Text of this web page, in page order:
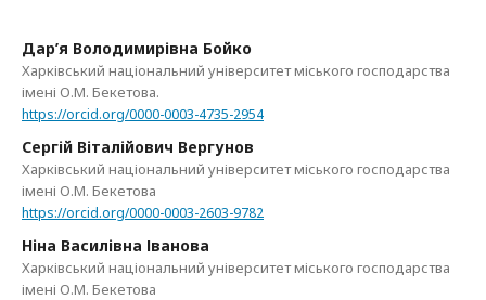
Дар’я Володимирівна Бойко
Харківський національний університет міського господарства
імені О.М. Бекетова.
https://orcid.org/0000-0003-4735-2954
Сергій Віталійович Вергунов
Харківський національний університет міського господарства
імені О.М. Бекетова
https://orcid.org/0000-0003-2603-9782
Ніна Василівна Іванова
Харківський національний університет міського господарства
імені О.М. Бекетова